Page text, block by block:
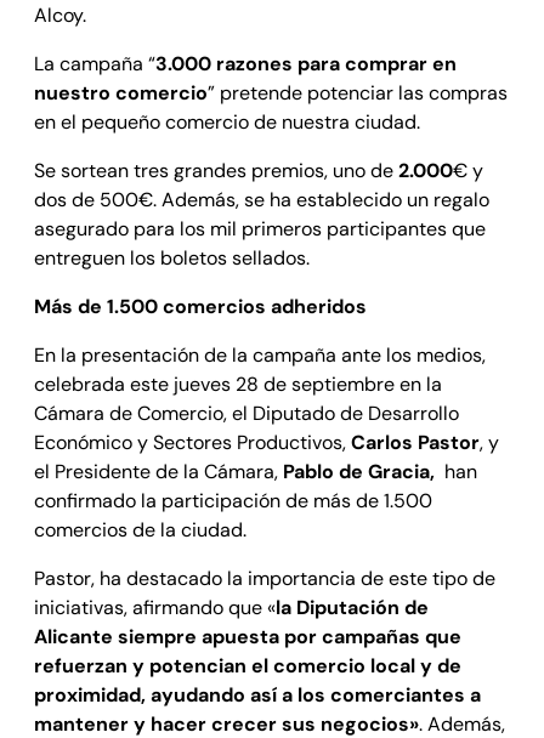
Alcoy.
La campaña “3.000 razones para comprar en
nuestro comercio” pretende potenciar las compras
en el pequeño comercio de nuestra ciudad.
Se sortean tres grandes premios, uno de2.000€ y
dos de 500€. Además, se ha establecido un regalo
asegurado para los mil primeros participantes que
entreguen los boletos sellados.
Más de 1.500 comercios adheridos
En la presentación de la campaña ante los medios,
celebrada este jueves 28 de septiembre en la
Cámara de Comercio, el Diputado de Desarrollo
Económico y Sectores Productivos,Carlos Pastor, y
el Presidente de la Cámara, Pablo de Gracia, han
confirmado la participación de más de 1.500
comercios de la ciudad.
Pastor, ha destacado la importancia de este tipo de
iniciativas, afirmando que «la Diputación de
Alicante siempre apuesta por campañas que
refuerzan y potencian el comercio local y de
proximidad, ayudando así a los comerciantes a
mantener y hacer crecer sus negocios». Además,